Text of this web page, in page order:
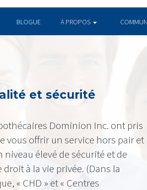
BLOGUE À PROPOS
et sécurité
Dominion Inc. ont pris
vous offrir un service hors pair et
élevé de sécurité et de
droit à la vie privée. (Dans la
« CHD » et « Centres